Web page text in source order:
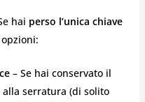
hai perso l’unica chiave
– Se hai conservato il
serratura (di solito